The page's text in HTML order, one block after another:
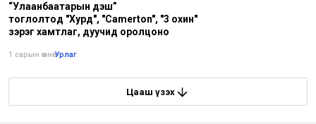
“Улаанбаатарын үдэш”
тоглолтод "Хурд", "Camerton", "3 охин"
зэрэг хамтлаг, дуучид оролцоно
1 сарын өмнө•Урлаг
Цааш үзэх